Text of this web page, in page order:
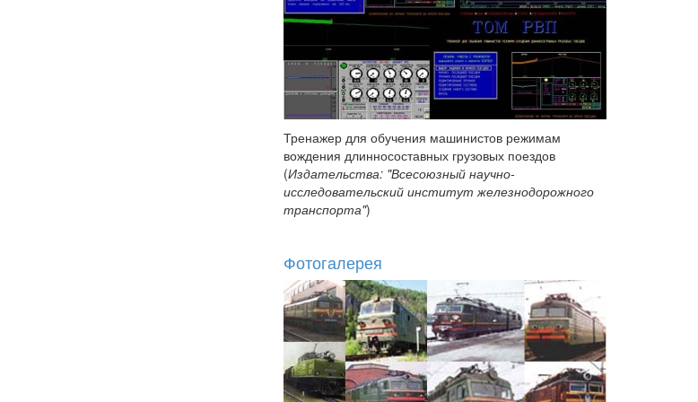
Тренажер для обучения машинистов режимам
вождения длинносоставных грузовых поездов
(Издательства: "Всесоюзный научно-
исследовательский институт железнодорожного
транспорта")
Фотогалерея